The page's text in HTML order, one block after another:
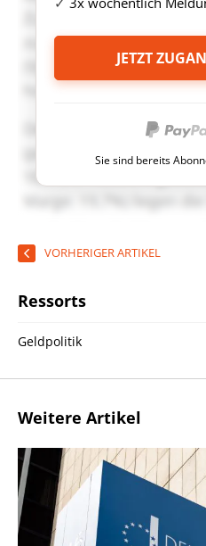
JETZT
Sie sind bereits
VORHERIGER ARTIKEL
Ressorts
Geldpolitik
Weitere Artikel